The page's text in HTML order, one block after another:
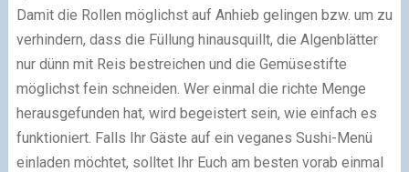
Damit die Rollen möglichst auf Anhieb gelingen bzw. um zu
verhindern, dass die Füllung hinausquillt, die Algenblätter
nur dünn mit Reis bestreichen und die Gemüsestifte
möglichst fein schneiden. Wer einmal die richte Menge
herausgefunden hat, wird begeistert sein, wie einfach es
funktioniert. Falls Ihr Gäste auf ein veganes Sushi-Menü
einladen möchtet, solltet Ihr Euch am besten vorab einmal